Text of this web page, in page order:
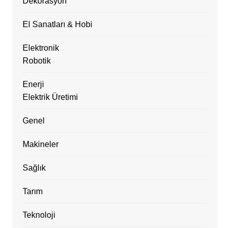
El Sanatları & Hobi
Elektronik
Robotik
Enerji
Elektrik Üretimi
Genel
Makineler
Sağlık
Tarım
Teknoloji